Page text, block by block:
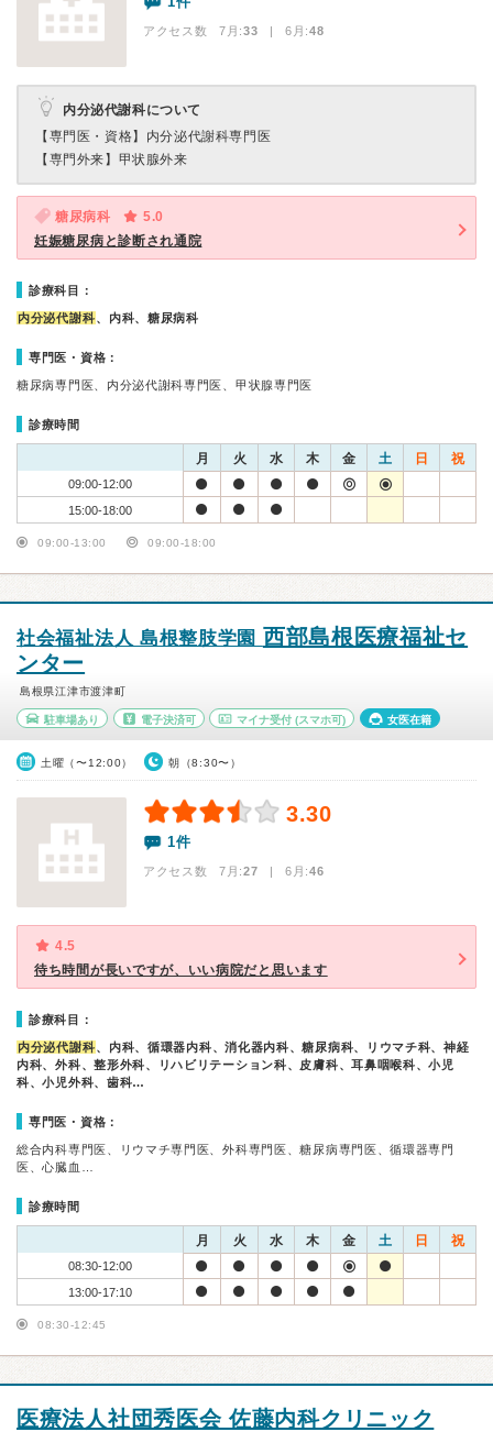
アクセス数 7月:33 | 6月:48
内分泌代謝科について
【専門医・資格】 内分泌代謝科専門医
【専門外来】 甲状腺外来
糖尿病科
5.0
妊娠糖尿病と診断され通院
診療科目：
内分泌代謝科、内科、糖尿病科
専門医・資格：
糖尿病専門医、内分泌代謝科専門医、甲状腺専門医
診療時間
月 火 水 木 金 土 日 祝
09:00-12:00
15:00-18:00
09:00-13:00 09:00-18:00
社会福祉法人 島根整肢学園 西部島根医療福祉セ
ンター
島根県江津市渡津町
駐車場あり 電子決済可 マイナ受付 (スマホ可) 女医在籍
土曜（〜12:00） 朝（8:30〜）
3.30
1件
アクセス数 7月:27 | 6月:46
4.5
待ち時間が長いですが、いい病院だと思います
診療科目：
内分泌代謝科、内科、循環器内科、消化器内科、糖尿病科、リウマチ科、神経
内科、外科、整形外科、リハビリテーション科、皮膚科、耳鼻咽喉科、小児
科、小児外科、歯科…
専門医・資格：
総合内科専門医、リウマチ専門医、外科専門医、糖尿病専門医、循環器専門
医、心臓血…
診療時間
月 火 水 木 金 土 日 祝
08:30-12:00
13:00-17:10
08:30-12:45
医療法人社団秀医会 佐藤内科クリニック